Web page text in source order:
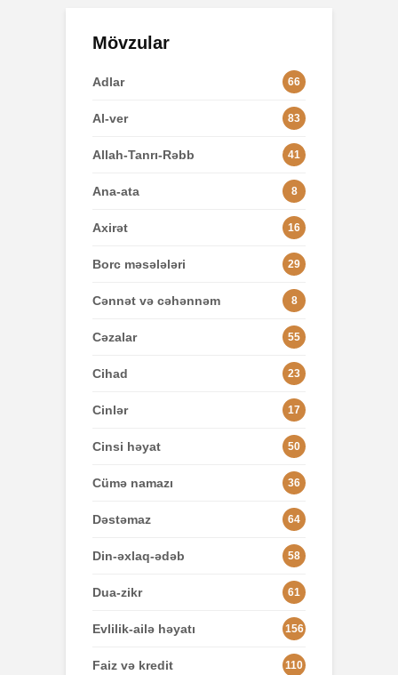
Mövzular
Adlar 66
Al-ver 83
Allah-Tanrı-Rəbb 41
Ana-ata 8
Axirət 16
Borc məsələləri 29
Cənnət və cəhənnəm 8
Cəzalar 55
Cihad 23
Cinlər 17
Cinsi həyat 50
Cümə namazı 36
Dəstəmaz 64
Din-əxlaq-ədəb 58
Dua-zikr 61
Evlilik-ailə həyatı 156
Faiz və kredit 110